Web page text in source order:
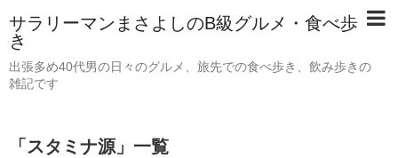
サラリーマンまさよしのB級グルメ・食べ歩
き
出張多め40代男の日々のグルメ、旅先での食べ歩き、飲み歩きの
雑記です
「 スタミナ源 」 一覧